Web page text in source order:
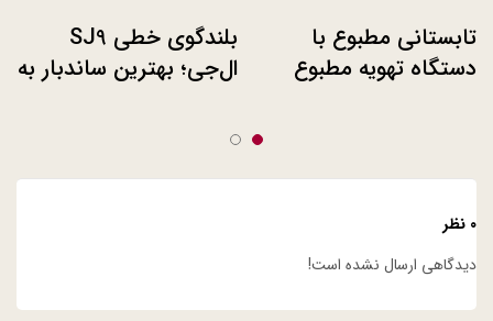
بلندگوی خطی SJ9
ال‌جی؛ بهترین ساند‌بار به
تابستانی مطبوع با
دستگاه تهویه مطبوع
۰ نظر
دیدگاهی ارسال نشده است!